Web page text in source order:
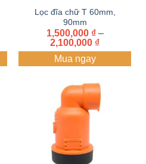
Lọc đĩa chữ T 60mm,
90mm
1,500,000 ₫ –
2,100,000 ₫Khoảng
giá:
2,100,000
Mua ngay